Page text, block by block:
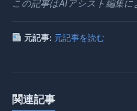
この記事はAIアシスト編集に
元記事: 元記事を読む
関連記事